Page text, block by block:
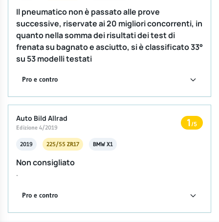
Il pneumatico non è passato alle prove
successive, riservate ai 20 migliori concorrenti, in
quanto nella somma dei risultati dei test di
frenata su bagnato e asciutto, si è classificato 33°
su 53 modelli testati
Pro e contro
Auto Bild Allrad
Edizione 4/2019 1/5
2019 225/55 ZR17 BMW X1
Non consigliato
-
Pro e contro